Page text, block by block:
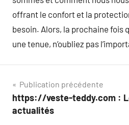
offrant le confort et la
besoin. Alors, la prochaine fois
une tenue, n’oubliez pas
Navigation
de
Publication précédente
https://veste-teddy.com :
actualités